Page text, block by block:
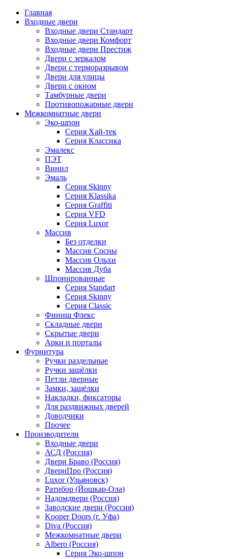
Главная
Входные двери
Входные двери Стандарт
Входные двери Комфорт
Входные двери Престиж
Двери с зеркалом
Двери с терморазрывом
Двери для улицы
Двери с окном
Тамбурные двери
Противопожарные двери
Межкомнатные двери
Эко-шпон
Серия Хай-тек
Серия Классика
Эмалекс
ПЭТ
Винил
Эмаль
Серия Skinny
Серия Klassika
Серия Graffiti
Серия VFD
Серия Luxor
Массив
Без отделки
Массив Сосны
Массив Ольхи
Массив Дуба
Шпонированные
Серия Standart
Серия Skinny
Серия Classic
Финиш Флекс
Складные двери
Скрытые двери
Арки и порталы
Фурнитура
Ручки раздельные
Ручки защёлки
Петли дверные
Замки, защёлки
Накладки, фиксаторы
Для раздвижных дверей
Доводчики
Прочее
Производители
Входные двери
АСД (Россия)
Двери Браво (Россия)
ДвериПро (Россия)
Luxor (Ульяновск)
Ратибор (Йошкар-Ола)
Надомдвери (Россия)
Заводские двери (Россия)
Kooper Doors (г. Уфа)
Diva (Россия)
Межкомнатные двери
Albero (Россия)
Серия Эко-шпон